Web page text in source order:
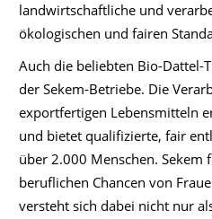
landwirtschaftliche und
ökologischen und fairen
Auch die beliebten Bio-Dattel-
der Sekem-Betriebe. Die
exportfertigen Lebensmitteln
und bietet qualifizierte, fair
über 2.000 Menschen. Sekem
beruflichen Chancen von
versteht sich dabei nicht nur